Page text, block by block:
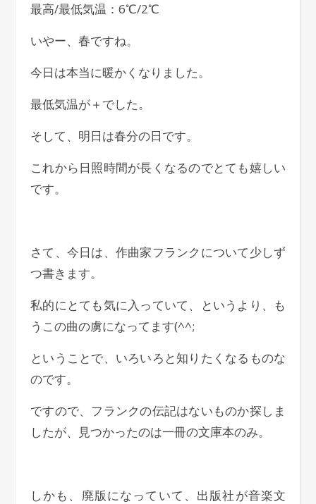
最高/最低気温：6℃/2℃
いやー、春ですね。
今日は本当に暖かくなりました。
最低気温が＋でした。
そして、明日は春分の日です。
これから日照時間が長くなるのでとても嬉しい
です。
さて、今日は、作曲家フランクについて少しず
つ書きます。
私的にとても気に入っていて、というより、も
うこの曲の虜になってます(^^;
ということで、いろいろと知りたくなるものな
のです。
ですので、フランクの伝記はないものか探しま
したが、見つかったのは一冊の文庫本のみ。
しかも、廃版になっていて、出版社が音楽文